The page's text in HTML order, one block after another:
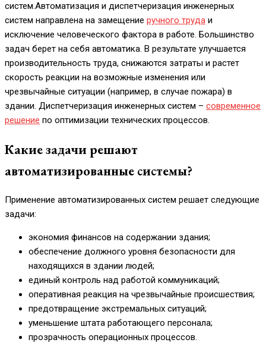
систем.Автоматизация и диспетчеризация инженерных
систем направлена на замещение ручного труда и
исключение человеческого фактора в работе. Большинство
задач берет на себя автоматика. В результате улучшается
производительность труда, снижаются затраты и растет
скорость реакции на возможные изменения или
чрезвычайные ситуации (например, в случае пожара) в
здании. Диспетчеризация инженерных систем – современное
решение по оптимизации технических процессов.
Какие задачи решают
автоматизированные системы?
Применение автоматизированных систем решает следующие
задачи:
экономия финансов на содержании здания;
обеспечение должного уровня безопасности для
находящихся в здании людей;
единый контроль над работой коммуникаций;
оперативная реакция на чрезвычайные происшествия;
предотвращение экстремальных ситуаций;
уменьшение штата работающего персонала;
прозрачность операционных процессов.